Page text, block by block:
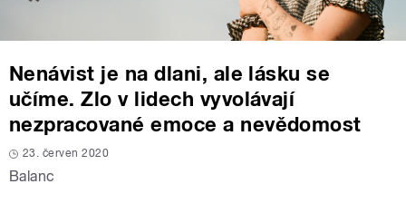
Nenávist je na dlani, ale lásku se
učíme. Zlo v lidech vyvolávají
nezpracované emoce a nevědomost
23. červen 2020
Balanc